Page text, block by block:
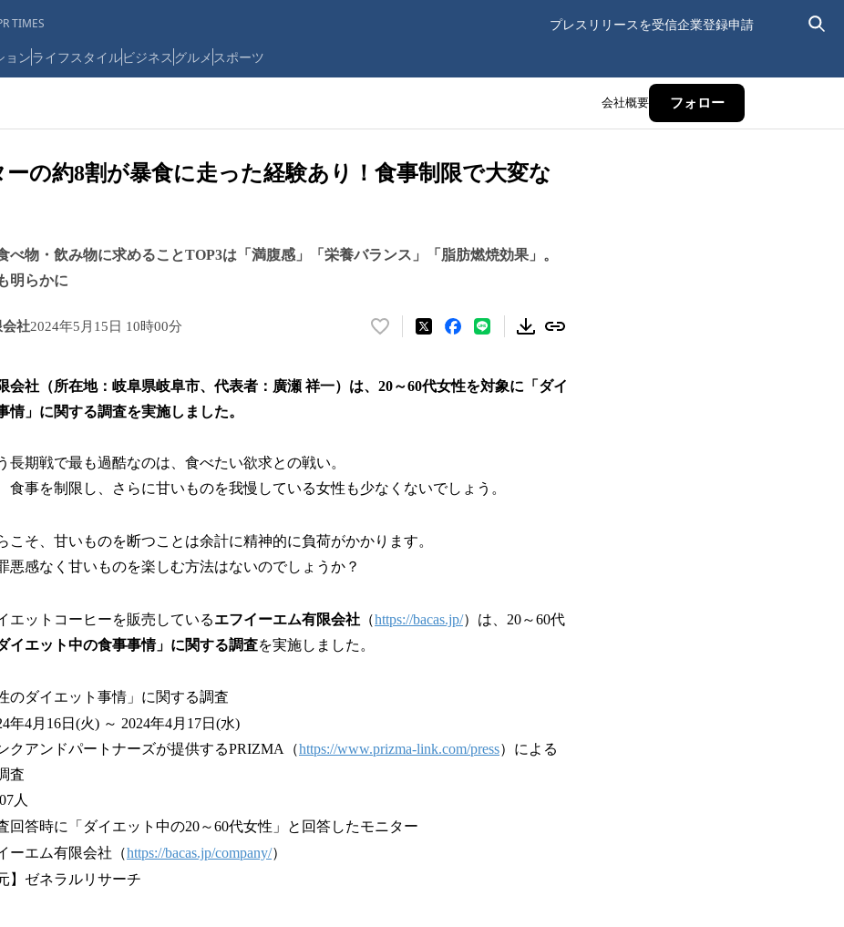
TIMES プレスリリースを受信企業登録申請
ョンライフスタイルビジネス グルメ スポーツ
会社概要 フォロー
の約8割が暴食に走った経験あり！食事制限で大変な
べ物・飲み物に求めることTOP3は「満腹感」「栄養バランス」「脂肪燃焼効果」。
明らかに
会社2024年5月15日 10時00分
い
！
込
で
会社（所在地：岐阜県岐阜市、代表者：廣瀬 祥一）は、20～60代女性を対象に「ダイ
情」に関する調査を実施しました。
長期戦で最も過酷なのは、食べたい欲求との戦い。
食事を制限し、さらに甘いものを我慢している女性も少なくないでしょう。
こそ、甘いものを断つことは余計に精神的に負荷がかかります。
悪感なく甘いものを楽しむ方法はないのでしょうか？
エットコーヒーを販売しているエフイーエム有限会社 （https://bacas.jp/）は、20～60代
ダイエット中の食事事情」に関する調査を実施しました。
のダイエット事情」に関する調査
年4月16日(火) ～ 2024年4月17日(水)
クアンドパートナーズが提供するPRIZMA（https://www.prizma-link.com/press）による
査
人
回答時に「ダイエット中の20～60代女性」と回答したモニター
ーエム有限会社（https://bacas.jp/company/）
】ゼネラルリサーチ